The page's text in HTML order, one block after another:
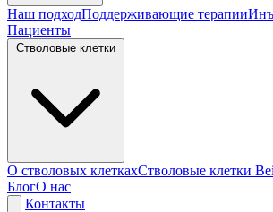
Наш подходПоддерживающие терапии
Пациенты
О стволовых клеткахСтволовые клетки
БлогО нас
Контакты